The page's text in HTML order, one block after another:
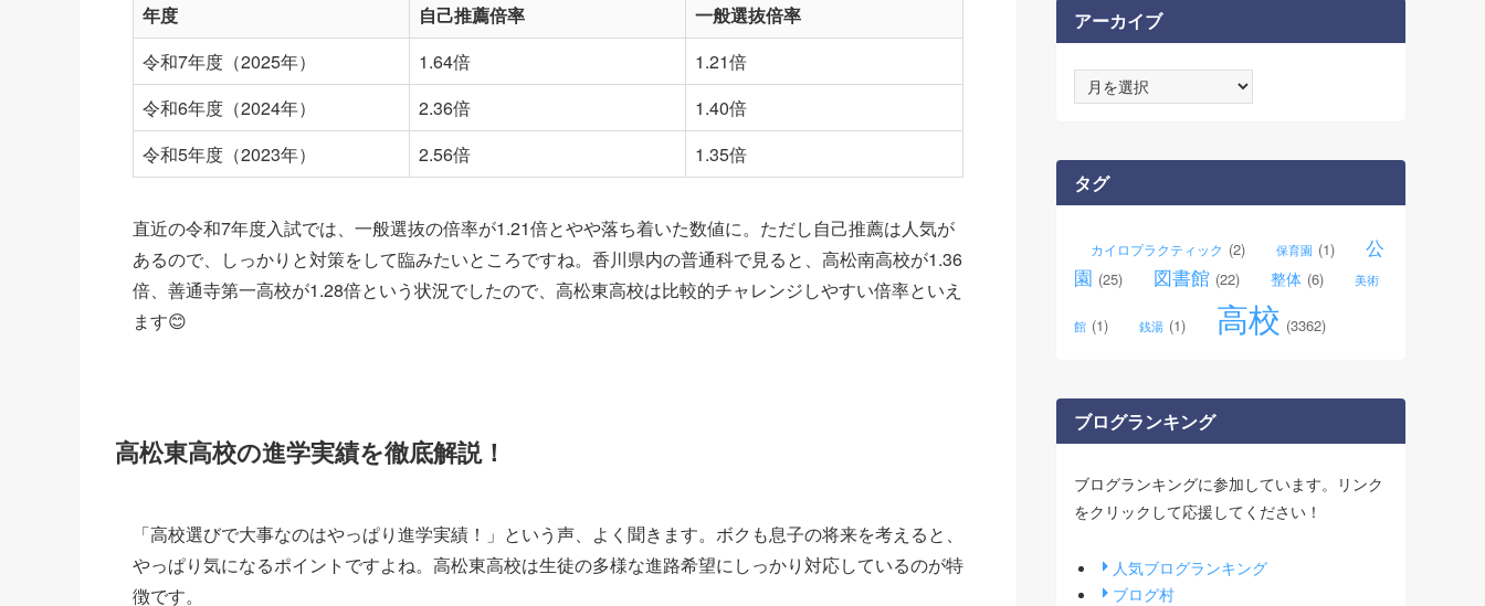
年度 自己推薦倍率
一般選抜倍率
令和7年度（2025年）
1.64倍
1.21倍
令和6年度（2024年）
2.36倍
1.40倍
令和5年度（2023年）
2.56倍 1.35倍
直近の令和7年度入試では、一般選抜の倍率が1.21倍とやや落ち着いた数値に。ただし自己推薦は人気が
あるので、しっかりと対策をして臨みたいところですね。香川県内の普通科で見ると、高松南高校が1.36
倍、善通寺第一高校が1.28倍という状況でしたので、高松東高校は比較的チャレンジしやすい倍率といえ
ます😊
高松東高校の進学実績を徹底解説！
「高校選びで大事なのはやっぱり進学実績！」という声、よく聞きます。ボクも息子の将来を考えると、
やっぱり気になるポイントですよね。高松東高校は生徒の多様な進路希望にしっかり対応しているのが特
徴です。
アーカイブ
ー
ブ
タグ
カイロプラクティック (2) 保育園 (1)
公
園 (25) 図書館 (22) 整体 (6) 美術
館 (1) 銭湯 (1) 高校 (3362)
ブログランキング
ブログランキングに参加しています。リンク
をクリックして応援してください！
人気ブログランキング
ブログ村